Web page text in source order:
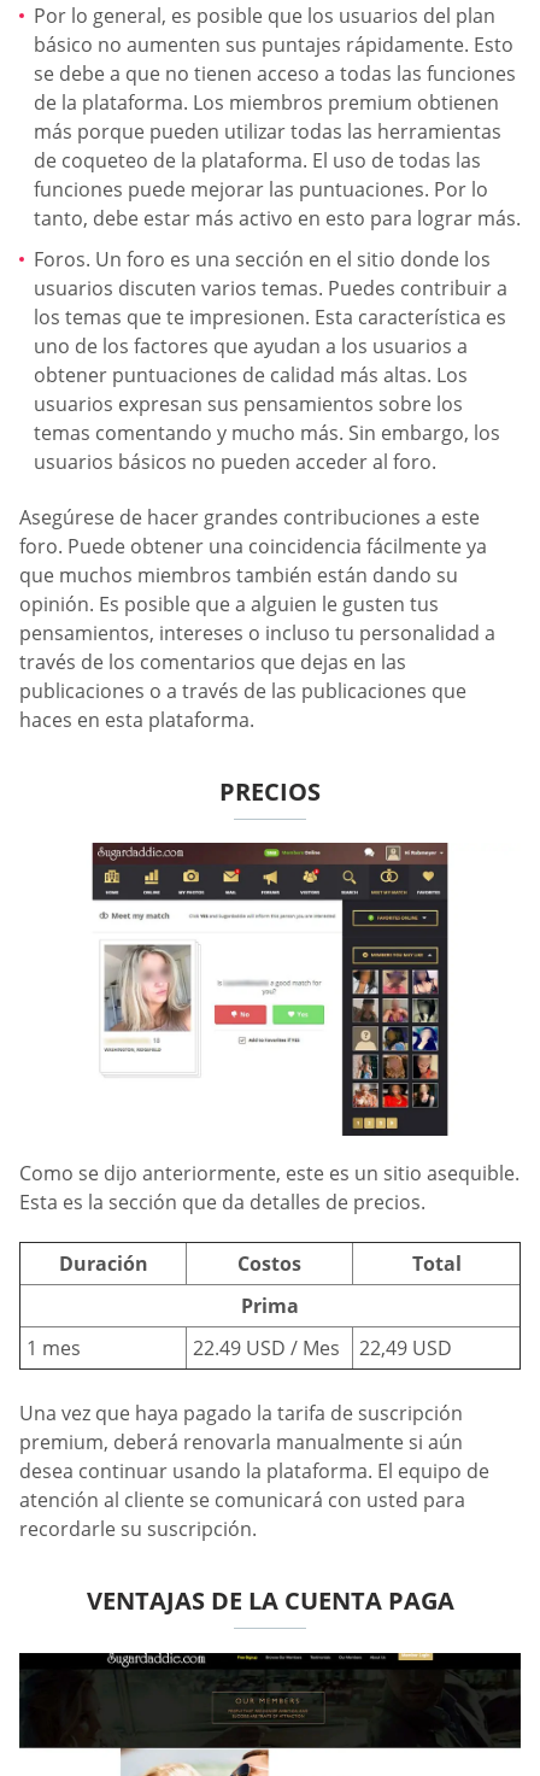
Por lo general, es posible que los usuarios del plan
básico no aumenten sus puntajes rápidamente. Esto
se debe a que no tienen acceso a todas las funciones
de la plataforma. Los miembros premium obtienen
más porque pueden utilizar todas las herramientas
de coqueteo de la plataforma. El uso de todas las
funciones puede mejorar las puntuaciones. Por lo
tanto, debe estar más activo en esto para lograr más.
Foros. Un foro es una sección en el sitio donde los
usuarios discuten varios temas. Puedes contribuir a
los temas que te impresionen. Esta característica es
uno de los factores que ayudan a los usuarios a
obtener puntuaciones de calidad más altas. Los
usuarios expresan sus pensamientos sobre los
temas comentando y mucho más. Sin embargo, los
usuarios básicos no pueden acceder al foro.
Asegúrese de hacer grandes contribuciones a este
foro. Puede obtener una coincidencia fácilmente ya
que muchos miembros también están dando su
opinión. Es posible que a alguien le gusten tus
pensamientos, intereses o incluso tu personalidad a
través de los comentarios que dejas en las
publicaciones o a través de las publicaciones que
haces en esta plataforma.
PRECIOS
Como se dijo anteriormente, este es un sitio asequible.
Esta es la sección que da detalles de precios.
Duración Costos
Total
Prima
1 mes
22.49 USD / Mes 22,49 USD
Una vez que haya pagado la tarifa de suscripción
premium, deberá renovarla manualmente si aún
desea continuar usando la plataforma. El equipo de
atención al cliente se comunicará con usted para
recordarle su suscripción.
VENTAJAS DE LA CUENTA PAGA